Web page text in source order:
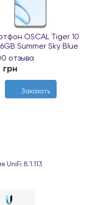
OSCAL Tiger 10
Summer Sky Blue
0 отзыва
Заказать
8.1.113